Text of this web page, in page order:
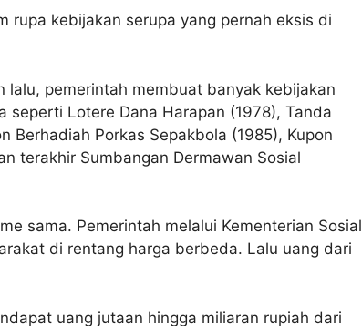
rupa kebijakan serupa yang pernah eksis di
pemerintah membuat banyak kebijakan
Lotere Dana Harapan (1978), Tanda
Berhadiah Porkas Sepakbola (1985), Kupon
terakhir Sumbangan Dermawan Sosial
sama. Pemerintah melalui Kementerian Sosial
di rentang harga berbeda. Lalu uang dari
uang jutaan hingga miliaran rupiah dari